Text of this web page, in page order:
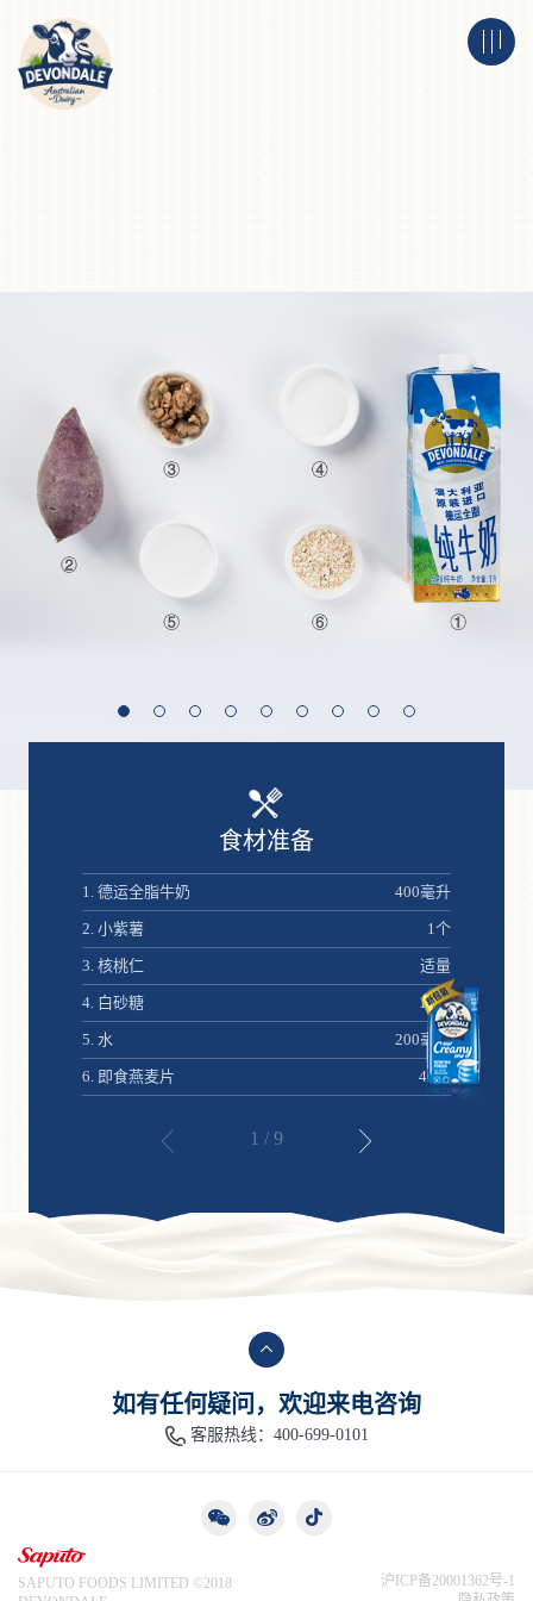
食材准备
1. 德运全脂牛奶 400毫升
2. 小紫薯 1个
3. 核桃仁 适量
4. 白砂糖 15克
5. 水 200毫升
6. 即食燕麦片 40克
1 / 9
如有任何疑问，欢迎来电咨询
客服热线：400-699-0101
SAPUTO FOODS LIMITED ©️2018
沪ICP备20001362号-1